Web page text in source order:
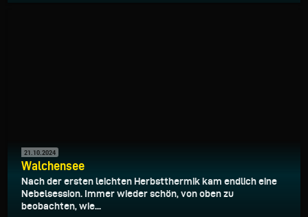
21.10.2024
Walchensee
Nach der ersten leichten Herbstthermik kam endlich eine
Nebelsession. Immer wieder schön, von oben zu
beobachten, wie...